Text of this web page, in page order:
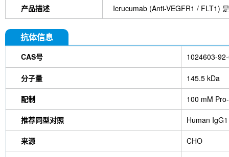
产品描述 Icrucumab (Anti-VEGFR1 / FLT1)
抗体信息
CAS号 1024603-
分子量 145.5 kDa
配制 100 mM
推荐同型对照 Human IgG1
来源 CHO